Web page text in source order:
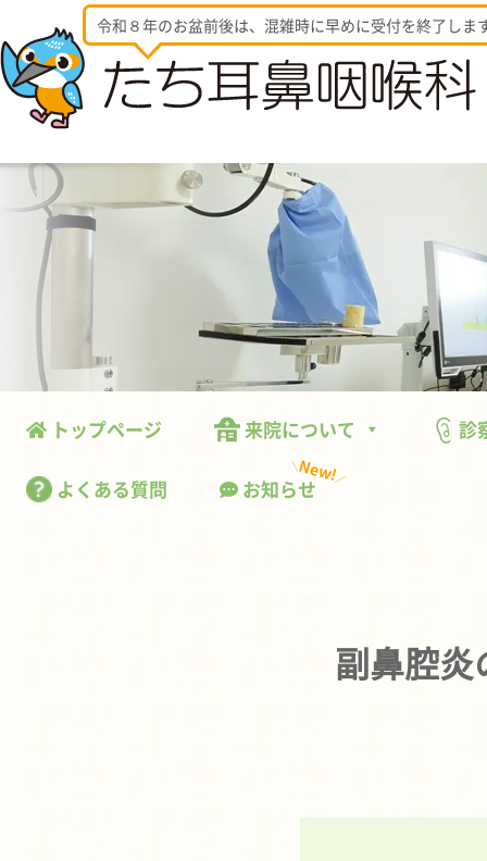
令和８年のお盆前後は、混雑時に早めに受付を終了しま
トップページ 来院について 診
よくある質問
New!
お知らせ
副鼻腔